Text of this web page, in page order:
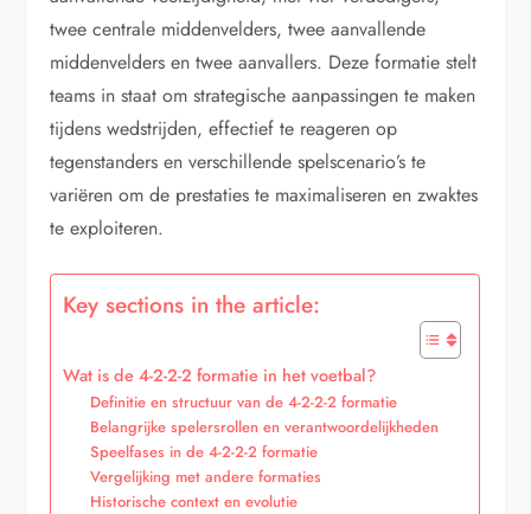
twee centrale middenvelders, twee aanvallende
middenvelders en twee aanvallers. Deze formatie stelt
teams in staat om strategische aanpassingen te maken
tijdens wedstrijden, effectief te reageren op
tegenstanders en verschillende spelscenario’s te
variëren om de prestaties te maximaliseren en zwaktes
te exploiteren.
Key sections in the article:
Wat is de 4-2-2-2 formatie in het voetbal?
Definitie en structuur van de 4-2-2-2 formatie
Belangrijke spelersrollen en verantwoordelijkheden
Speelfases in de 4-2-2-2 formatie
Vergelijking met andere formaties
Historische context en evolutie